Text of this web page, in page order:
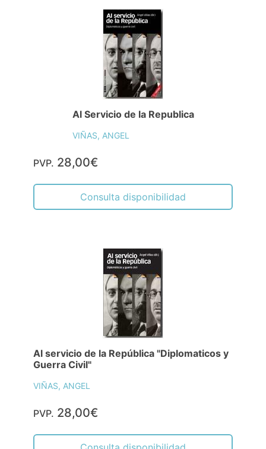
Al Servicio de la Republica
VIÑAS, ANGEL
PVP. 28,00€
Consulta disponibilidad
Al servicio de la República "Diplomaticos y
Guerra Civil"
VIÑAS, ANGEL
PVP. 28,00€